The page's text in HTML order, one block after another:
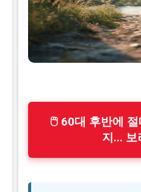
🖱 60대 후반에
지... 보